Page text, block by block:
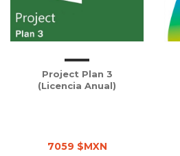
Project Plan 3
(Licencia Anual)
7059 $MXN